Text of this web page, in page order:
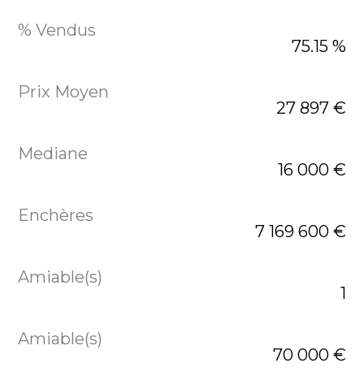
75.15 %
27 897 €
16 000 €
7 169 600 €
1
70 000 €